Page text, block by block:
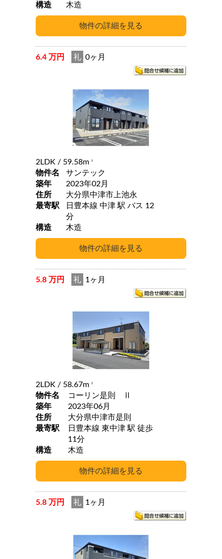
構造
木造
6.4 万円 礼 0ヶ月
2LDK / 59.58m 2
物件名
サンテック
築年
2023年02月
住所
大分県中津市上池永
最寄駅
日豊本線 中津 駅 バス 12
分
構造
木造
5.8 万円 礼 1ヶ月
2LDK / 58.67m 2
物件名
コーリン是則 Ⅱ
築年
2023年06月
住所
大分県中津市是則
最寄駅
日豊本線 東中津 駅 徒歩
11分
構造
木造
5.8 万円 礼 1ヶ月